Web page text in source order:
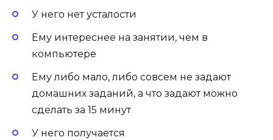
У него нет усталости
Ему интереснее на занятии, чем в
компьютере
Ему либо мало, либо совсем не задают
домашних заданий, а что задают можно
сделать за 15 минут
У него получается